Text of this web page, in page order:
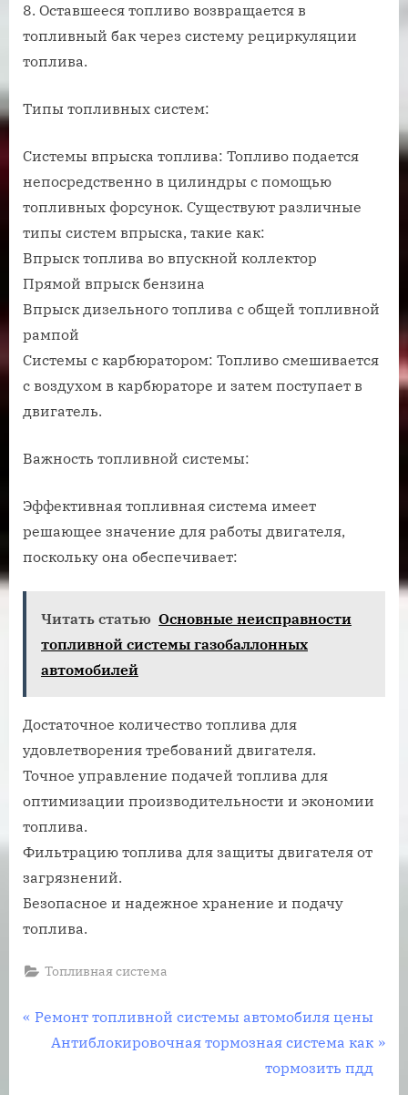
8. Оставшееся топливо возвращается в
топливный бак через систему рециркуляции
топлива.
Типы топливных систем:
Системы впрыска топлива: Топливо подается
непосредственно в цилиндры с помощью
топливных форсунок. Существуют различные
типы систем впрыска, такие как:
Впрыск топлива во впускной коллектор
Прямой впрыск бензина
Впрыск дизельного топлива с общей топливной
рампой
Системы с карбюратором: Топливо смешивается
с воздухом в карбюраторе и затем поступает в
двигатель.
Важность топливной системы:
Эффективная топливная система имеет
решающее значение для работы двигателя,
поскольку она обеспечивает:
Читать статью Основные неисправности
топливной системы газобаллонных
автомобилей
Достаточное количество топлива для
удовлетворения требований двигателя.
Точное управление подачей топлива для
оптимизации производительности и экономии
топлива.
Фильтрацию топлива для защиты двигателя от
загрязнений.
Безопасное и надежное хранение и подачу
топлива.
Топливная система
Навигация
П
Ремонт топливной системы автомобиля цены
С
Антиблокировочная тормозная система как
тормозить пдд